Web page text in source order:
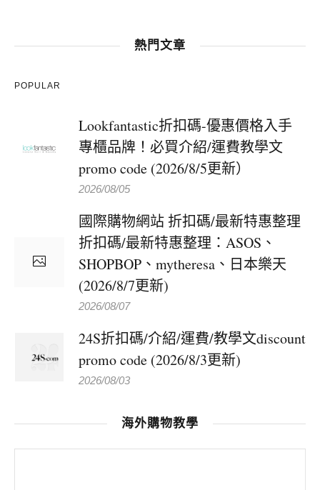
熱門文章
POPULAR
Lookfantastic折扣碼-優惠價格入手
專櫃品牌！必買介紹/運費教學文
promo code (2026/8/5更新）
2026/08/05
國際購物網站 折扣碼/最新特惠整理
折扣碼/最新特惠整理：ASOS、
SHOPBOP、mytheresa、日本樂天
(2026/8/7更新)
2026/08/07
24S折扣碼/介紹/運費/教學文discount
promo code (2026/8/3更新)
2026/08/03
海外購物教學